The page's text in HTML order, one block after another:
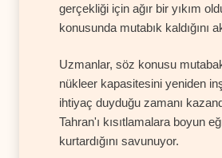
gerçekliği için ağır bir yıkım
konusunda mutabık kaldığını
Uzmanlar, söz konusu
nükleer kapasitesini yeniden
ihtiyaç duyduğu zamanı
Tahran'ı kısıtlamalara boyun
kurtardığını savunuyor.